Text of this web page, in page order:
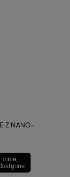
Z NANO-
mnie,